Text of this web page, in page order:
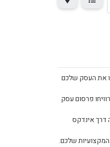
את העסק שלכם
פרסום עסק
דרך אינדקס
שלכם.